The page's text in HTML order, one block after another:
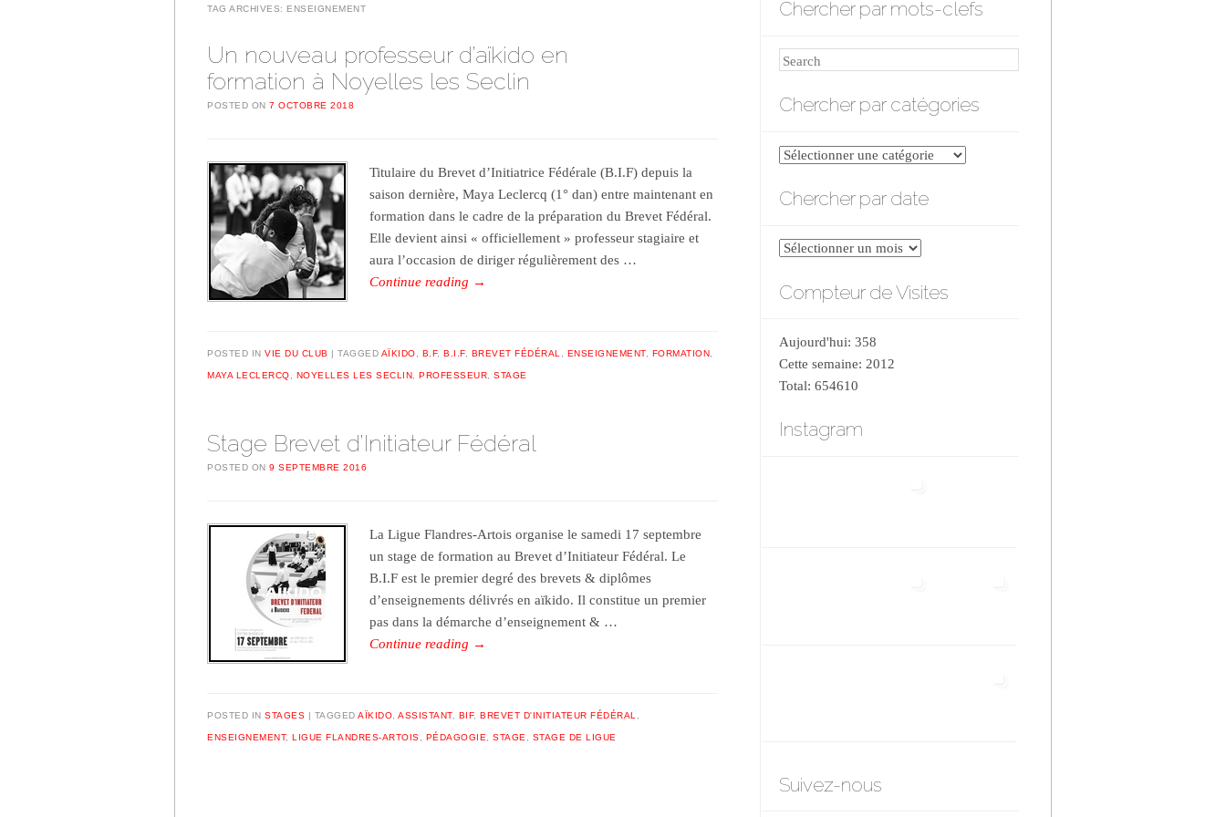
TAG ARCHIVES: ENSEIGNEMENT
Un nouveau professeur d’aïkido en
formation à Noyelles les Seclin
POSTED ON 7 OCTOBRE 2018
Titulaire du Brevet d’Initiatrice Fédérale (B.I.F) depuis la
saison dernière, Maya Leclercq (1° dan) entre maintenant en
formation dans le cadre de la préparation du Brevet Fédéral.
Elle devient ainsi « officiellement » professeur stagiaire et
aura l’occasion de diriger régulièrement des …
Continue reading →
POSTED IN VIE DU CLUB TAGGED AÏKIDO B.F, B.I.F, BREVET FÉDÉRAL ENSEIGNEMENT, FORMATION
MAYA LECLERCQ NOYELLES LES SECLIN PROFESSEUR STAGE
Stage Brevet d’Initiateur Fédéral
POSTED ON 9 SEPTEMBRE 2016
La Ligue Flandres-Artois organise le samedi 17 septembre
un stage de formation au Brevet d’Initiateur Fédéral. Le
B.I.F est le premier degré des brevets & diplômes
d’enseignements délivrés en aïkido. Il constitue un premier
pas dans la démarche d’enseignement & …
Continue reading →
POSTED IN STAGES TAGGED AÏKIDO ASSISTANT, BIF, BREVET D'INITIATEUR FÉDÉRAL
ENSEIGNEMENT, LIGUE FLANDRES-ARTOIS PÉDAGOGIE STAGE STAGE DE LIGUE
Chercher par mots-clefs
Search
Chercher par catégories
Chercher
catégories
Chercher par date
Chercher
date
Compteur de Visites
Aujourd'hui: 358
Cette semaine: 2012
Total: 654610
Instagram
Suivez-nous